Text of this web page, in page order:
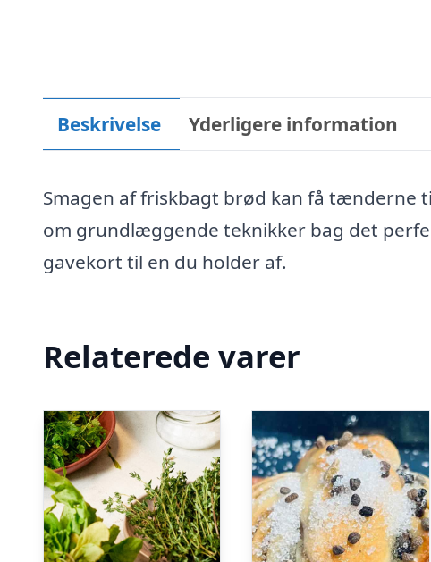
Beskrivelse Yderligere information
Smagen af friskbagt brød kan få tænderne
om grundlæggende teknikker bag det
gavekort til en du holder af.
Relaterede varer